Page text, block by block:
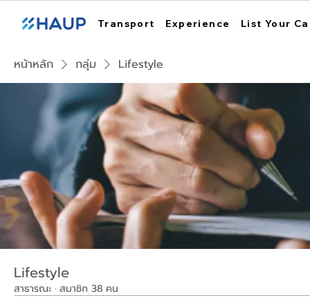
Transport Experience List Your
หน้าหลัก กลุ่ม Lifestyle
Lifestyle
สาธารณะ · สมาชิก 38 คน